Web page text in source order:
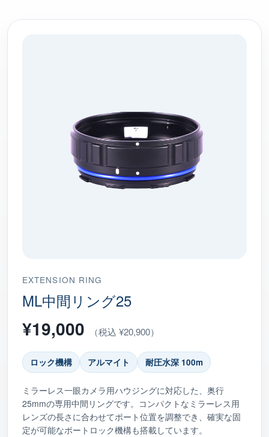
EXTENSION RING
ML中間リング25
¥19,000 （税込 ¥20,900）
ロック機構 アルマイト 耐圧水深 100m
ミラーレス一眼カメラ用ハウジングに対応した、奥行
25mmの専用中間リングです。コンパクトなミラーレス用
レンズの長さに合わせてポート位置を調整でき、確実な固
定が可能なポートロック機構も搭載しています。